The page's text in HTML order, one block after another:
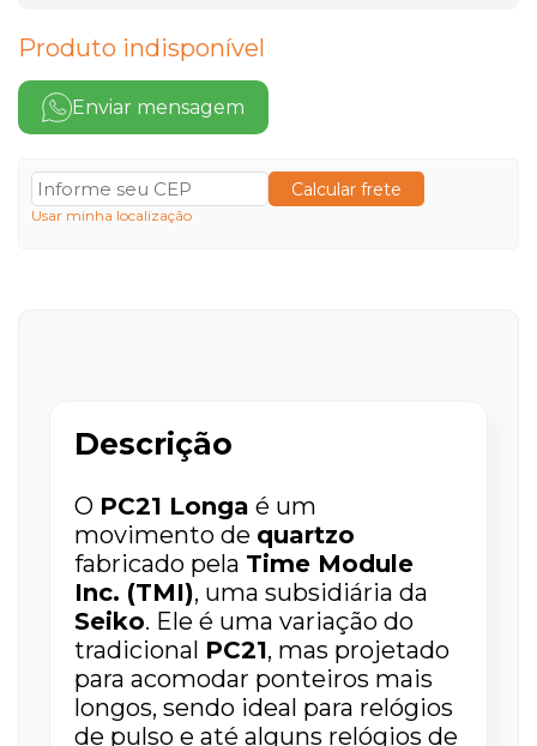
Produto indisponível
Enviar mensagem
Calcular frete
Usar minha localização
Descrição
O PC21 Longa é um
movimento de quartzo
fabricado pela Time Module
Inc. (TMI), uma subsidiária da
Seiko. Ele é uma variação do
tradicional PC21, mas projetado
para acomodar ponteiros mais
longos, sendo ideal para relógios
de pulso e até alguns relógios de